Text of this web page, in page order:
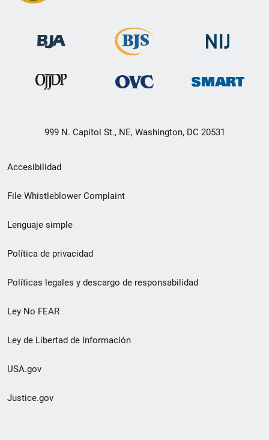
999 N. Capitol St., NE, Washington, DC 20531
Menú
de
de
pie
de
página
Accesibilidad
File Whistleblower Complaint
Lenguaje simple
Política de privacidad
Políticas legales y descargo de responsabilidad
Ley No FEAR
Ley de Libertad de Información
USA.gov
Justice.gov